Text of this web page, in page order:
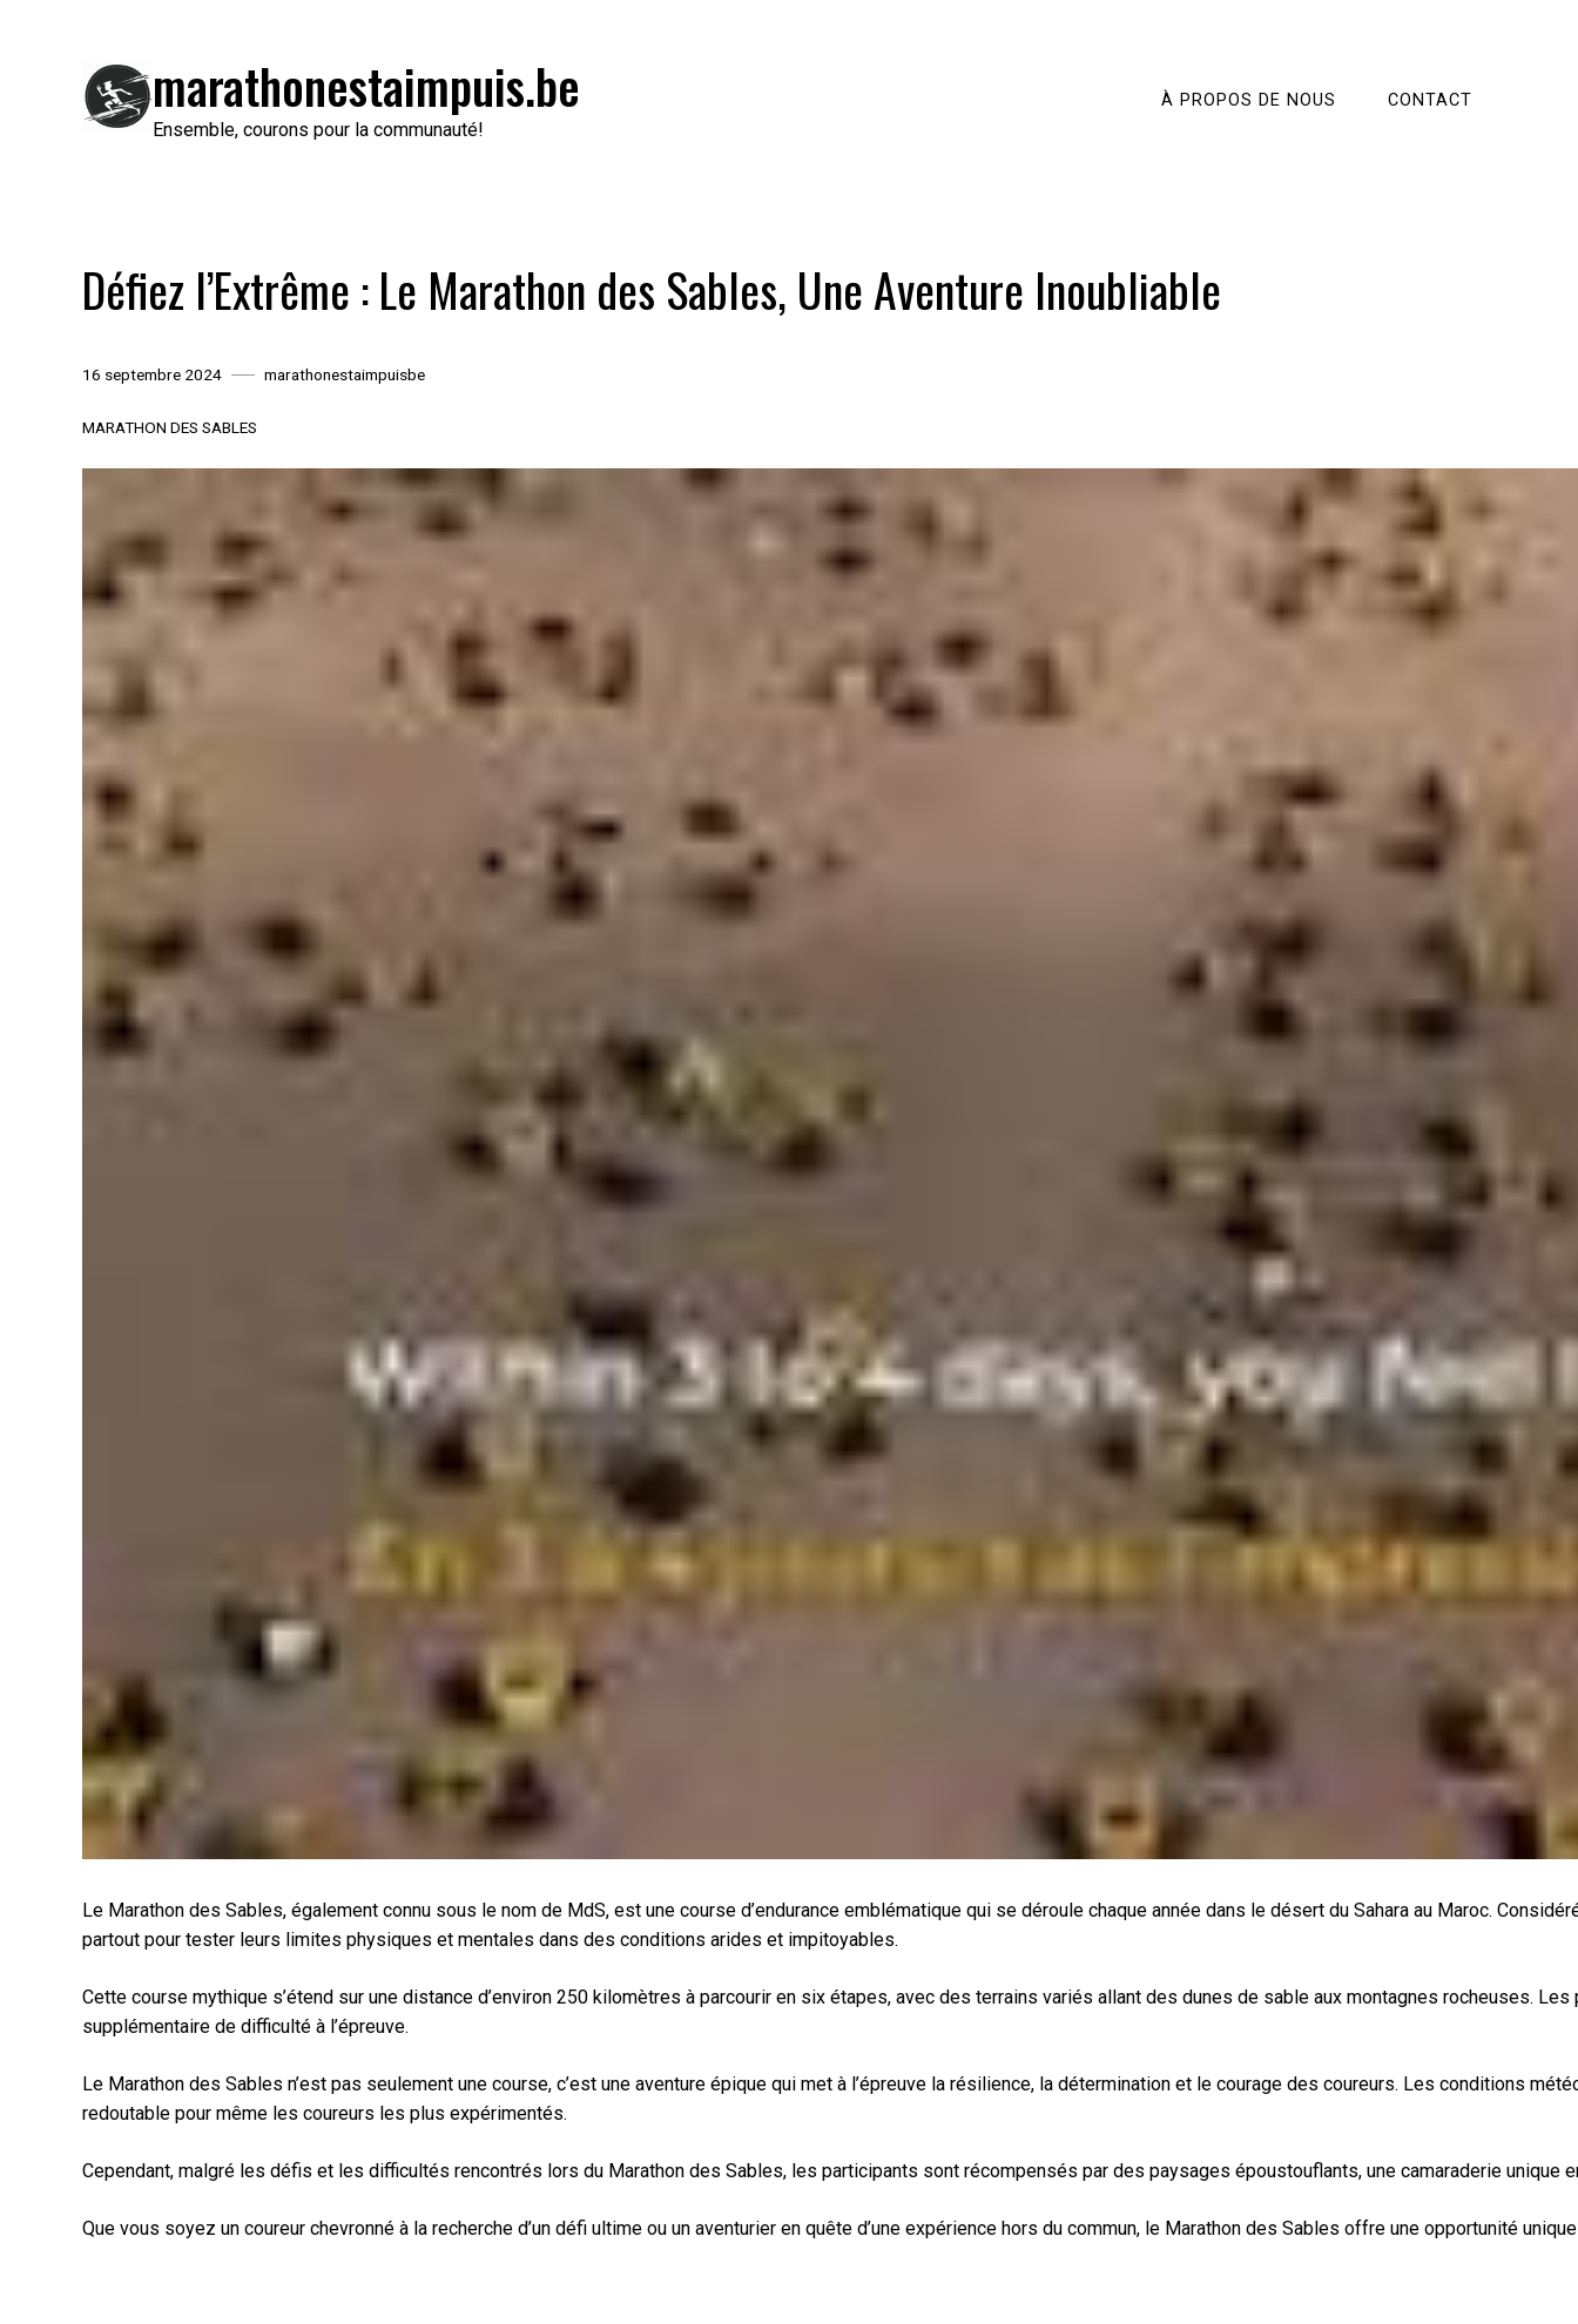
marathonestaimpuis.be
Ensemble, courons pour la communauté!
À PROPOS DE NOUS CONTACT
Défiez l’Extrême : Le Marathon des Sables, Une Aventure Inoubliable
16 septembre 2024 marathonestaimpuisbe
MARATHON DES SABLES
Le Marathon des Sables, également connu sous le nom de MdS, est une course d’endurance emblématique qui se déroule chaque année dans le désert du Sahara au Maroc.
partout pour tester leurs limites physiques et mentales dans des conditions arides et impitoyables.
Cette course mythique s’étend sur une distance d’environ 250 kilomètres à parcourir en six étapes, avec des terrains variés allant des dunes de sable aux montagnes rocheuses.
supplémentaire de difficulté à l’épreuve.
Le Marathon des Sables n’est pas seulement une course, c’est une aventure épique qui met à l’épreuve la résilience, la détermination et le courage des coureurs. Les conditions
redoutable pour même les coureurs les plus expérimentés.
Cependant, malgré les défis et les difficultés rencontrés lors du Marathon des Sables, les participants sont récompensés par des paysages époustouflants, une camaraderie
Que vous soyez un coureur chevronné à la recherche d’un défi ultime ou un aventurier en quête d’une expérience hors du commun, le Marathon des Sables offre une opportunité